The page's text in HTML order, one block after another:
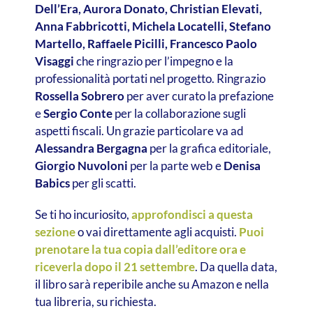
Dell’Era, Aurora Donato, Christian Elevati,
Anna Fabbricotti, Michela Locatelli, Stefano
Martello, Raffaele Picilli, Francesco Paolo
Visaggiche ringrazio per l’impegno e la
professionalità portati nel progetto. Ringrazio
Rossella Sobreroper aver curato la prefazione
eSergio Conteper la collaborazione sugli
aspetti fiscali. Un grazie particolare va ad
Alessandra Bergagna per la grafica editoriale,
Giorgio Nuvoloni per la parte web eDenisa
Babicsper gli scatti.
Se ti ho incuriosito,approfondisci a questa
sezioneo vai direttamente agli acquisti. Puoi
prenotare la tua copia dall’editore ora e
riceverla dopo il 21 settembre. Da quella data,
il libro sarà reperibile anche su Amazon e nella
tua libreria, su richiesta.